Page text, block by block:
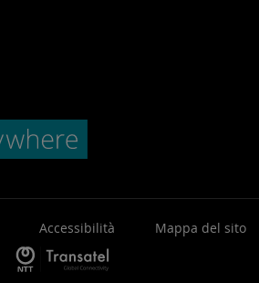
Accessibilità
Mappa del sito